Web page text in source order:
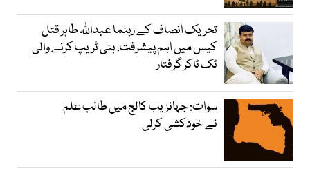
تحریک انصاف کے رہنما عبداللہ طاہر قتل
کیس میں اہم پیشرفت، ہنی ٹریپ کرنے والی
ٹک ٹاکر گرفتار
سوات: جہانزیب کالج میں طالب علم
نے خودکشی کرلی